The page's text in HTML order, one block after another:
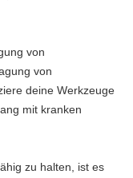
von
von
deine Werkzeuge
mit kranken
zu halten, ist es